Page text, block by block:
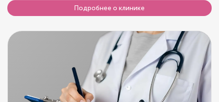
Подробнее о клинике